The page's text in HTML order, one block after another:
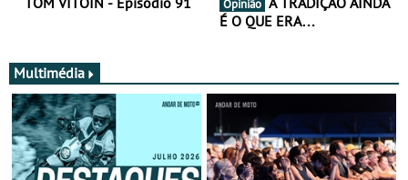
Opinião
É O QUE ERA…
Multimédia